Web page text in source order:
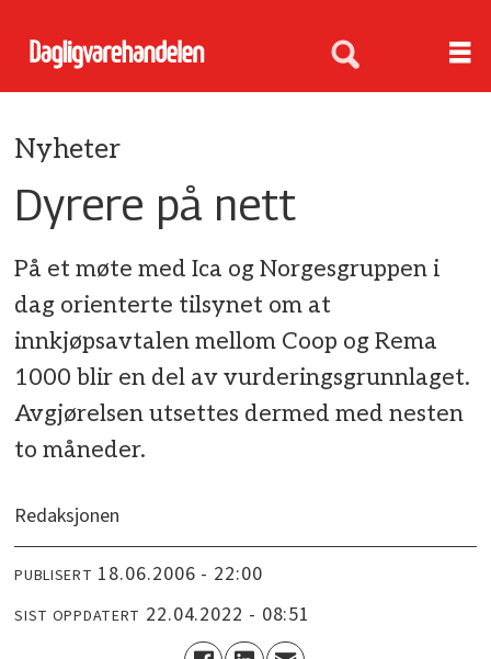
Nyheter
Dyrere på nett
På et møte med Ica og Norgesgruppen i
dag orienterte tilsynet om at
innkjøpsavtalen mellom Coop og Rema
1000 blir en del av vurderingsgrunnlaget.
Avgjørelsen utsettes dermed med nesten
to måneder.
Redaksjonen
PUBLISERT 18.06.2006 - 22:00
SIST OPPDATERT 22.04.2022 - 08:51